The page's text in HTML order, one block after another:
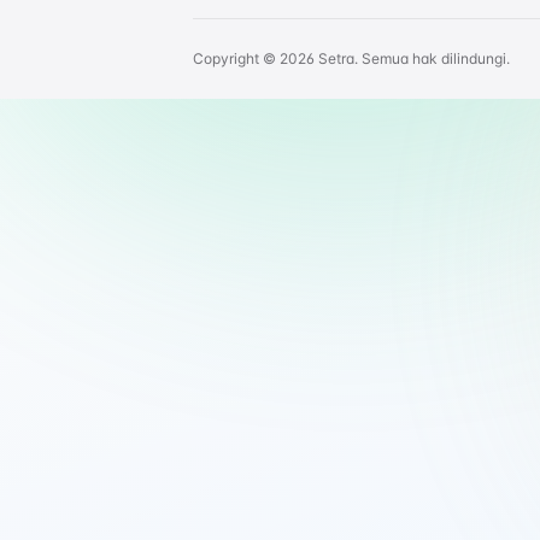
Copyright © 2026 Setra. Semua hak dilindungi.